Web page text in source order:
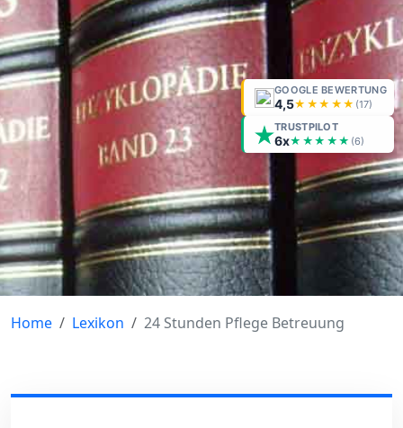
GOOGLE BEWERTUNG
4,5★★★★★ (17)
TRUSTPILOT
6x★★★★★ (6)
Home Lexikon 24 Stunden Pflege Betreuung